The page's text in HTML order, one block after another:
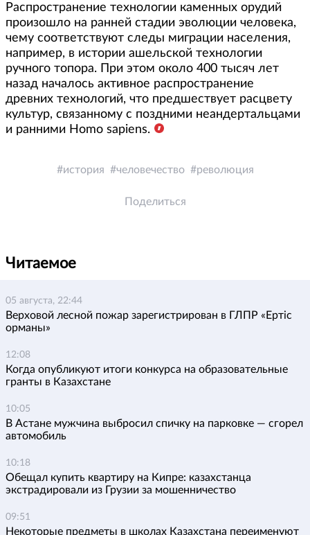
Распространение технологии каменных орудий
произошло на ранней стадии эволюции человека,
чему соответствуют следы миграции населения,
например, в истории ашельской технологии
ручного топора. При этом около 400 тысяч лет
назад началось активное распространение
древних технологий, что предшествует расцвету
культур, связанному с поздними неандертальцами
и ранними Homo sapiens.
история человечество революция
Поделиться
Читаемое
05 августа, 22:44
Верховой лесной пожар зарегистрирован в ГЛПР «Ертіс
орманы»
12:08
Когда опубликуют итоги конкурса на образовательные
гранты в Казахстане
10:05
В Астане мужчина выбросил спичку на парковке — сгорел
автомобиль
10:18
Обещал купить квартиру на Кипре: казахстанца
экстрадировали из Грузии за мошенничество
09:51
Некоторые предметы в школах Казахстана переименуют